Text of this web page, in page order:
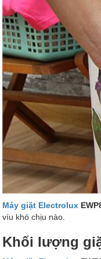
Máy giặt Electrolux
víu khó chịu nào.
Khối lượng